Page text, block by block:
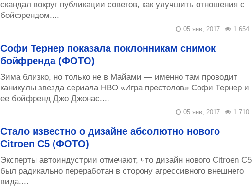
скандал вокруг публикации советов, как улучшить отношения с
бойфрендом....
1 654
05 янв, 2017
Софи Тернер показала поклонникам снимок
бойфренда (ФОТО)
Зима близко, но только не в Майами — именно там проводит
каникулы звезда сериала HBO «Игра престолов» Софи Тернер и
ее бойфренд Джо Джонас....
1 710
05 янв, 2017
Стало известно о дизайне абсолютно нового
Citroen C5 (ФОТО)
Эксперты автоиндустрии отмечают, что дизайн нового Citroen C5
был радикально переработан в сторону агрессивного внешнего
вида....